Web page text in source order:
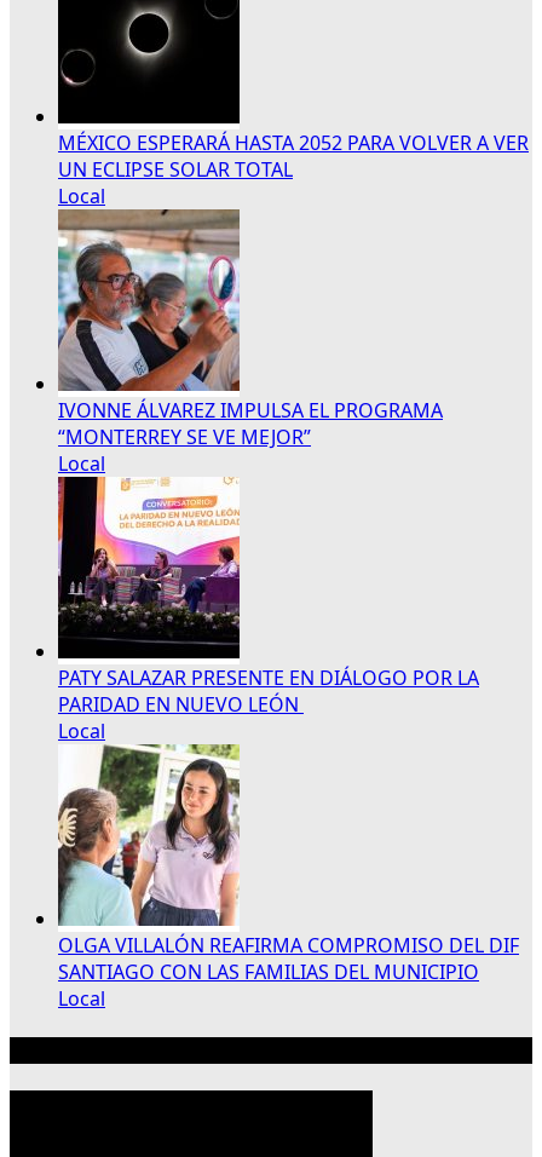
MÉXICO ESPERARÁ HASTA 2052 PARA VOLVER A VER
UN ECLIPSE SOLAR TOTAL
Local
IVONNE ÁLVAREZ IMPULSA EL PROGRAMA
“MONTERREY SE VE MEJOR”
Local
PATY SALAZAR PRESENTE EN DIÁLOGO POR LA
PARIDAD EN NUEVO LEÓN
Local
OLGA VILLALÓN REAFIRMA COMPROMISO DEL DIF
SANTIAGO CON LAS FAMILIAS DEL MUNICIPIO
Local